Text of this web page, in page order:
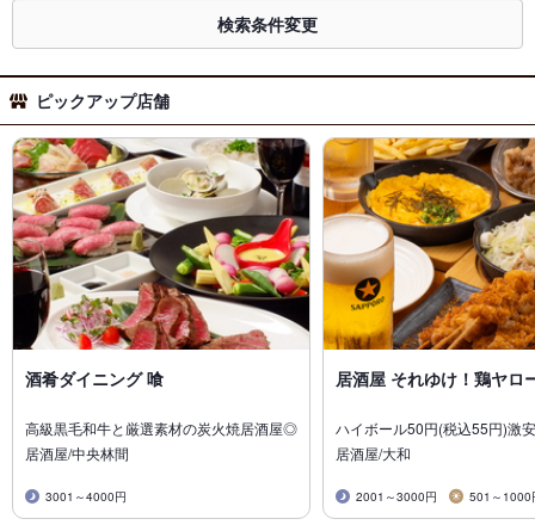
検索条件変更
ピックアップ店舗
酒肴ダイニング 喰
高級黒毛和牛と厳選素材の炭火焼居酒屋◎
居酒屋/中央林間
3001～4000円
居酒屋 それゆけ！鶏ヤロ
ハイボール50円(税込55円)激
居酒屋/大和
2001～3000円 501～1000